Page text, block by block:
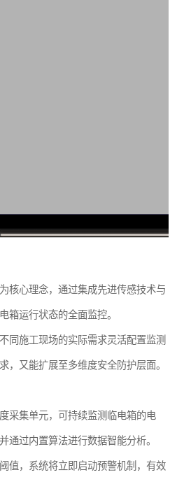
核心理念，通过集成先进传感技术与
箱运行状态的全面监控。
同施工现场的实际需求灵活配置监测
，又能扩展至多维度安全防护层面。
采集单元，可持续监测临电箱的电
通过内置算法进行数据智能分析。
值，系统将立即启动预警机制，有效